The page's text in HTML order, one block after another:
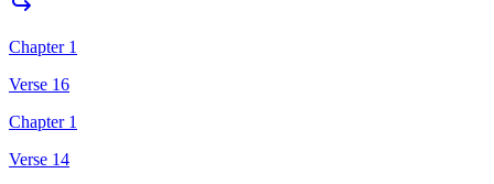
Chapter 1
Verse 16
Chapter 1
Verse 14